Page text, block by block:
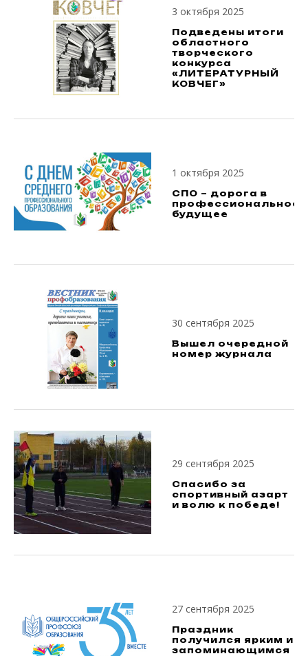
3 октября 2025
Подведены итоги
областного
творческого
конкурса
«ЛИТЕРАТУРНЫЙ
КОВЧЕГ»
1 октября 2025
СПО – дорога в
профессиональное
будущее
30 сентября 2025
Вышел очередной
номер журнала
29 сентября 2025
Спасибо за
спортивный азарт
и волю к победе!
27 сентября 2025
Праздник
получился ярким и
запоминающимся